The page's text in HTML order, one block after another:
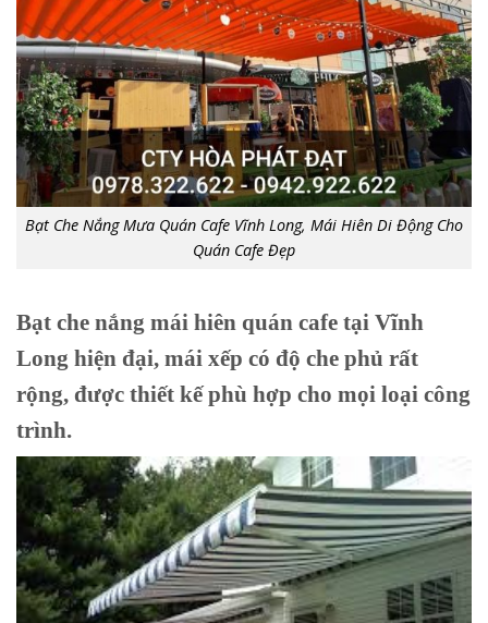
Bạt Che Nắng Mưa Quán Cafe Vĩnh Long, Mái Hiên Di Động Cho
Quán Cafe Đẹp
Bạt che nắng mái hiên quán cafe tại Vĩnh
Long hiện đại, mái xếp có độ che phủ rất
rộng, được thiết kế phù hợp cho mọi loại công
trình.